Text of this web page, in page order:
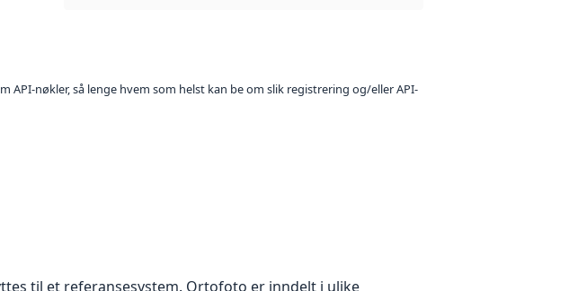
nøkler, så lenge hvem som helst kan be om slik registrering og/eller API-
til et referansesystem. Ortofoto er inndelt i ulike